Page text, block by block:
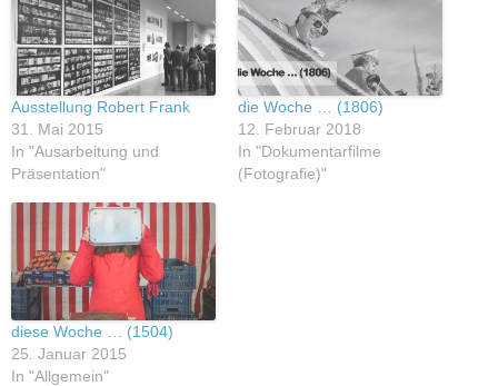
Ausstellung Robert Frank
31. Mai 2015
In "Ausarbeitung und
Präsentation"
die Woche … (1806)
12. Februar 2018
In "Dokumentarfilme
(Fotografie)"
diese Woche … (1504)
25. Januar 2015
In "Allgemein"